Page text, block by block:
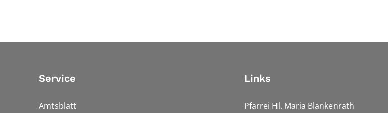
Service
Amtsblatt
Links
Pfarrei Hl. Maria Blankenrath